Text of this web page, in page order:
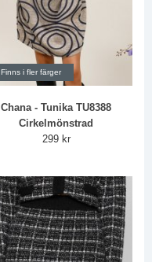
Finns i fler färger
Chana - Tunika TU8388
Cirkelmönstrad
299 kr